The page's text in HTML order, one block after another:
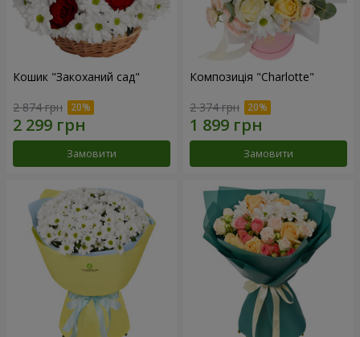
Кошик "Закоханий сад"
2 874 грн
Замовити
Композиція "Charlotte"
2 374 грн
Замовити